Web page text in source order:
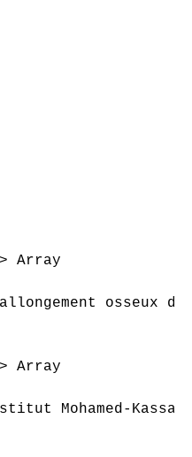
Array
osseux
Array
Mohamed-Kassab